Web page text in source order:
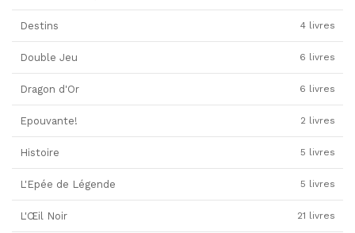
Destins 4 livres
Double Jeu 6 livres
Dragon d'Or 6 livres
Epouvante! 2 livres
Histoire 5 livres
L'Epée de Légende 5 livres
L'Œil Noir 21 livres